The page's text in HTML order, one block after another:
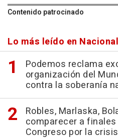
Contenido patrocinado
Lo más leído en Nacional
Podemos reclama
organización del
contra la soberanía
Robles, Marlaska,
comparecer a
Congreso por la